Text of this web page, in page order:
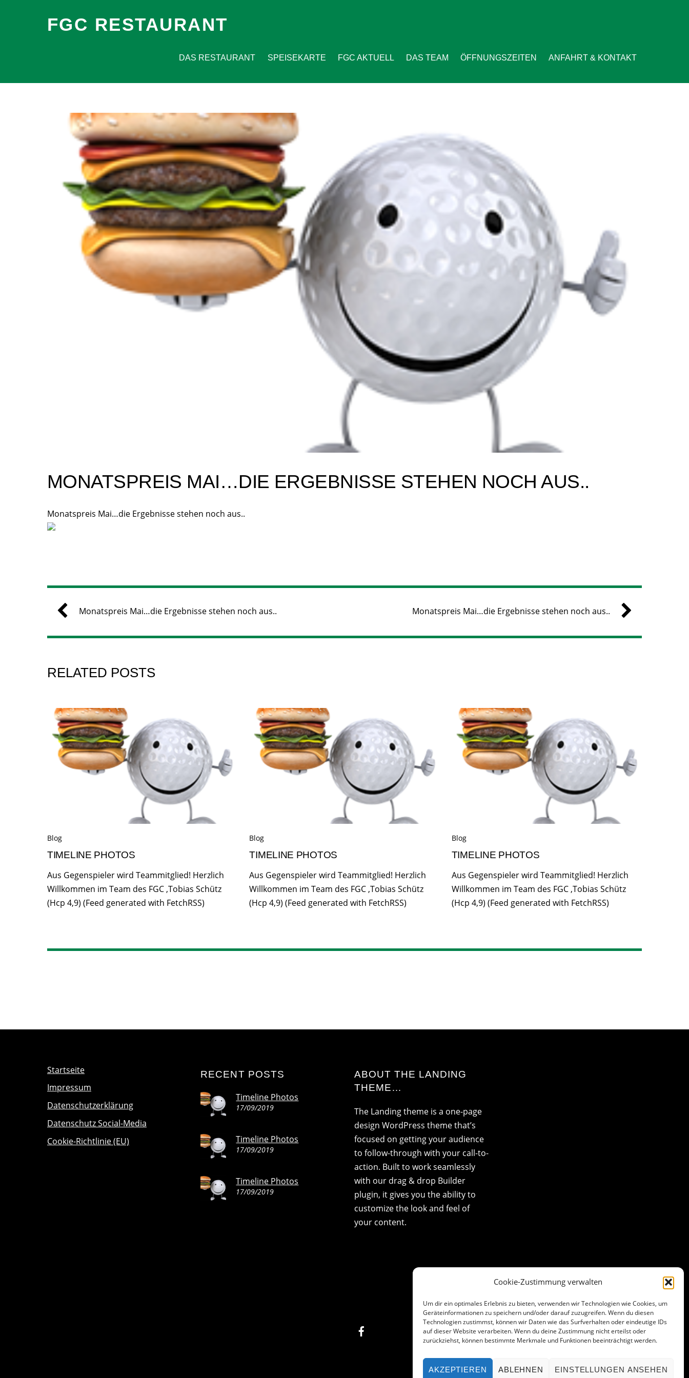
Cookie-Zustimmung verwalten
Um dir ein optimales Erlebnis zu bieten, verwenden wir Technologien wie Cookies, um
Geräteinformationen zu speichern und/oder darauf zuzugreifen. Wenn du diesen
Technologien zustimmst, können wir Daten wie das Surfverhalten oder eindeutige IDs
auf dieser Website verarbeiten. Wenn du deine Zustimmung nicht erteilst oder
zurückziehst, können bestimmte Merkmale und Funktionen beeinträchtigt werden.
AKZEPTIEREN ABLEHNEN EINSTELLUNGEN ANSEHEN
FGC RESTAURANT
DAS RESTAURANT SPEISEKARTE FGC AKTUELL DAS TEAM ÖFFNUNGSZEITEN ANFAHRT & KONTAKT
MONATSPREIS MAI…DIE ERGEBNISSE STEHEN NOCH AUS..
Monatspreis Mai…die Ergebnisse stehen noch aus..
Monatspreis Mai…die Ergebnisse stehen noch aus.. Monatspreis Mai…die Ergebnisse stehen noch aus..
RELATED POSTS
Blog
TIMELINE PHOTOS
Aus Gegenspieler wird Teammitglied! Herzlich
Willkommen im Team des FGC ,Tobias Schütz
(Hcp 4,9) (Feed generated with FetchRSS)
Blog
TIMELINE PHOTOS
Aus Gegenspieler wird Teammitglied! Herzlich
Willkommen im Team des FGC ,Tobias Schütz
(Hcp 4,9) (Feed generated with FetchRSS)
Blog
TIMELINE PHOTOS
Aus Gegenspieler wird Teammitglied! Herzlich
Willkommen im Team des FGC ,Tobias Schütz
(Hcp 4,9) (Feed generated with FetchRSS)
Startseite
Impressum
Datenschutzerklärung
Datenschutz Social-Media
Cookie-Richtlinie (EU)
RECENT POSTS
Timeline Photos
17/09/2019
Timeline Photos
17/09/2019
Timeline Photos
17/09/2019
ABOUT THE LANDING
THEME…
The Landing theme is a one-page
design WordPress theme that’s
focused on getting your audience
to follow-through with your call-to-
action. Built to work seamlessly
with our drag & drop Builder
plugin, it gives you the ability to
customize the look and feel of
your content.